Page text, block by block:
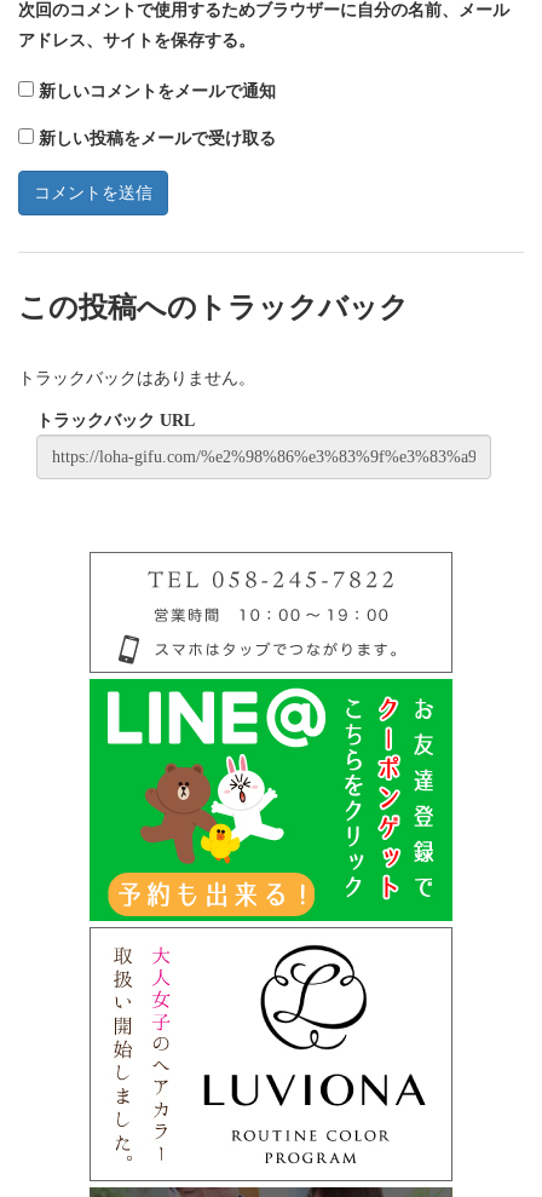
次回のコメントで使用するためブラウザーに自分の名前、メール
アドレス、サイトを保存する。
新しいコメントをメールで通知
新しい投稿をメールで受け取る
この投稿へのトラックバック
トラックバックはありません。
トラックバック URL